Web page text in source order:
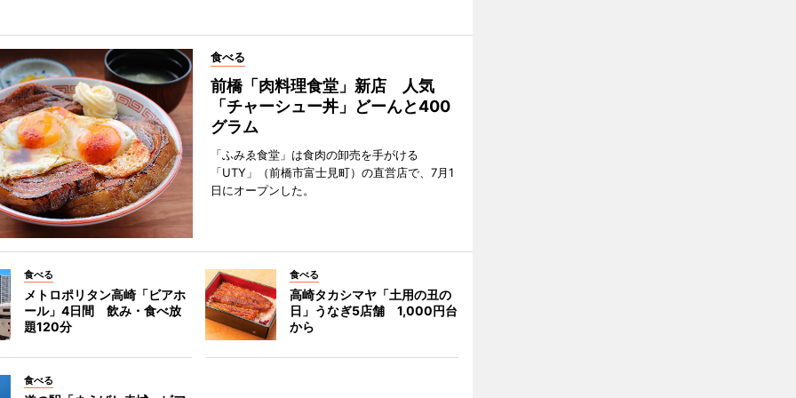
食べる
前橋「肉料理食堂」新店 人気
「チャーシュー丼」どーんと400
グラム
「ふみゑ食堂」は食肉の卸売を手がける
「UTY」（前橋市富士見町）の直営店で、7月1
日にオープンした。
食べる
メトロポリタン高崎「ビアホ
ール」4日間 飲み・食べ放
題120分
食べる
高崎タカシマヤ「土用の丑の
日」うなぎ5店舗 1,000円台
から
食べる